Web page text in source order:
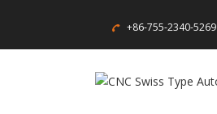
+86-755-2340-5269